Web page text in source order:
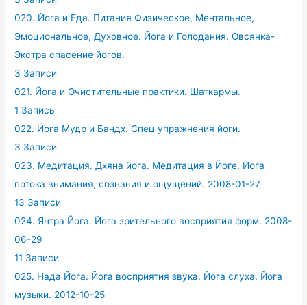
020. Йога и Еда. Питания Физическое, Ментальное,
Эмоциональное, Духовное. Йога и Голодания. Овсянка-
Экстра спасение йогов.
3 Записи
021. Йога и Очистительные практики. Шаткармы.
1 Запись
022. Йога Мудр и Бандх. Спец упражнения йоги.
3 Записи
023. Медитация. Дхяна йога. Медитация в Йоге. Йога
потока внимания, сознания и ощущений. 2008-01-27
13 Записи
024. Янтра Йога. Йога зрительного восприятия форм. 2008-
06-29
11 Записи
025. Нада Йога. Йога восприятия звука. Йога слуха. Йога
музыки. 2012-10-25